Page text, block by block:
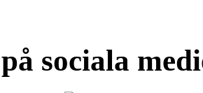
sociala